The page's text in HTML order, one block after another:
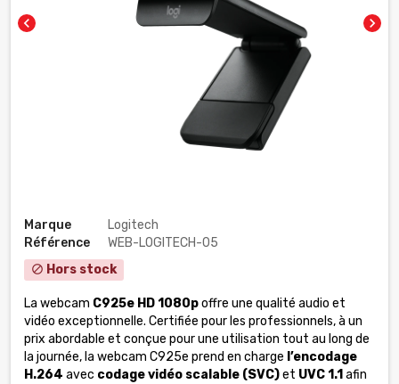
chevron_left chevron_right
Marque
Logitech
Référence
WEB-LOGITECH-05
block Hors stock
La webcam C925e HD 1080poffre une qualité audio et
vidéo exceptionnelle. Certifiée pour les professionnels, à un
prix abordable et conçue pour une utilisation tout au long de
la journée, la webcam C925e prend en charge l’encodage
H.264 avec codage vidéo scalable (SVC)et UVC 1.1 afin